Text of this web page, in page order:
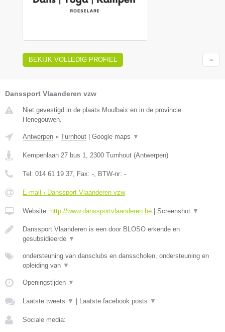
BEKIJK VOLLEDIG PROFIEL
Danssport Vlaanderen vzw
Niet gevestigd in de plaats Moulbaix en in de provincie
Henegouwen.
Antwerpen » Turnhout Google maps ▼
Kempenlaan 27 bus 1 2300 Turnhout (Antwerpen)
Tel: 014 61 19 37 , Fax: - , BTW-nr: -
E-mail › Danssport Vlaanderen vzw
Website: http://www.danssportvlaanderen.be Screenshot ▼
Danssport Vlaanderen is een door BLOSO erkende en
gesubsidieerde ▼
ondersteuning van dansclubs en dansscholen, ondersteuning en
opleiding van ▼
Openingstijden ▼
Laatste tweets ▼ Laatste facebook posts ▼
Sociale media: